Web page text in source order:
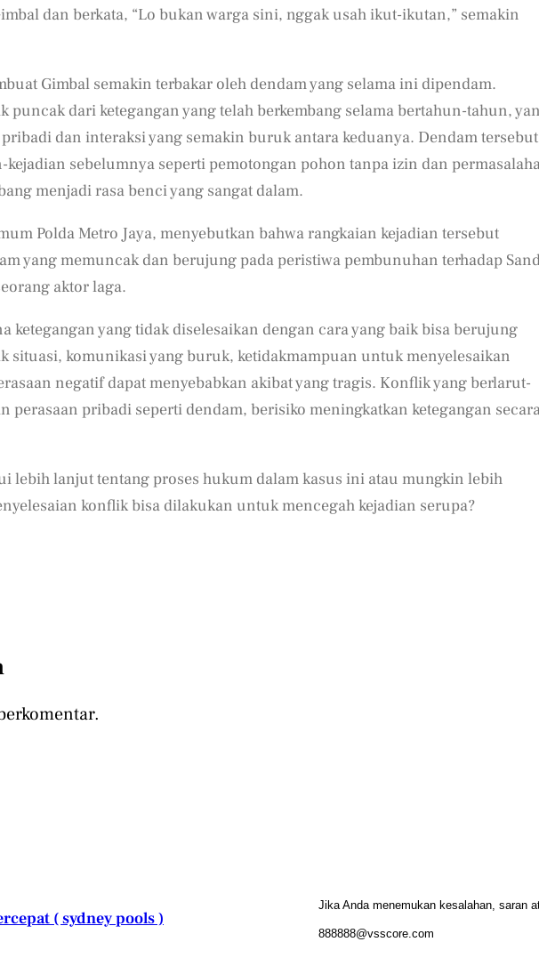
dan berkata, “Lo bukan warga sini, nggak usah ikut-ikutan,” semakin
Gimbal semakin terbakar oleh dendam yang selama ini dipendam.
puncak dari ketegangan yang telah berkembang selama bertahun-tahun,
dan interaksi yang semakin buruk antara keduanya. Dendam
kejadian sebelumnya seperti pemotongan pohon tanpa izin dan
menjadi rasa benci yang sangat dalam.
Polda Metro Jaya, menyebutkan bahwa rangkaian kejadian tersebut
yang memuncak dan berujung pada peristiwa pembunuhan terhadap
aktor laga.
ketegangan yang tidak diselesaikan dengan cara yang baik bisa berujung
situasi, komunikasi yang buruk, ketidakmampuan untuk menyelesaikan
negatif dapat menyebabkan akibat yang tragis. Konflik yang berlarut-
perasaan pribadi seperti dendam, berisiko meningkatkan ketegangan
lebih lanjut tentang proses hukum dalam kasus ini atau mungkin lebih
konflik bisa dilakukan untuk mencegah kejadian serupa?
( sydney pools )
Jika Anda menemukan kesalahan, saran
888888@vsscore.com